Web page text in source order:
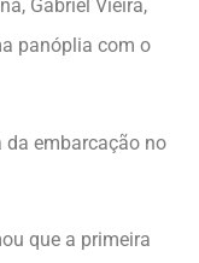
Gabriel Vieira,
panóplia com o
da embarcação no
que a primeira